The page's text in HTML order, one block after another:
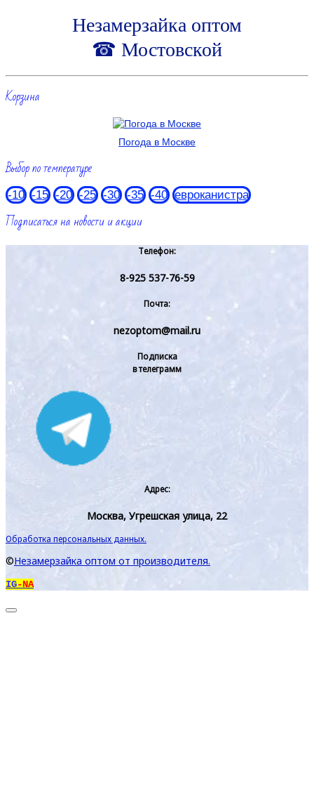
Незамерзайка оптом
☎ Мостовской
Корзина
Погода в Москве
Выбор по температуре
-10 -15 -20 -25 -30 -35 -40 евроканистра
Подписаться на новости и акции
Телефон:
8-925 537-76-59
Почта:
nezoptom@mail.ru
Подписка
в телеграмм
Адрес:
Москва, Угрешская улица, 22
Обработка персональных данных.
©Незамерзайка оптом от производителя.
IG-NA